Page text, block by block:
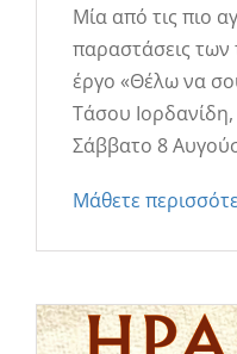
Μία από τις πιο
παραστάσεις των
έργο «Θέλω να
Τάσου
Σάββατο 8
Μάθετε